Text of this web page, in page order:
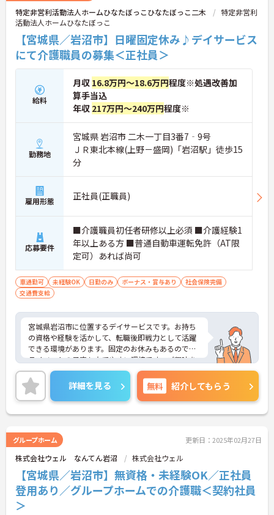
特定非営利活動法人ホームひなたぼっこひなたぼっこ二木
特定非営利
活動法人ホームひなたぼっこ
【宮城県／岩沼市】日曜固定休み♪デイサービス
にて介護職員の募集＜正社員＞
給料
月収 16.8万円～18.6万円程度※処遇改善加
算手当込
年収 217万円～240万円程度※
勤務地
宮城県 岩沼市 二木一丁目3番7‐9号
ＪＲ東北本線(上野－盛岡)「岩沼駅」徒歩15
分
雇用形態 正社員(正職員)
応募要件
■介護職員初任者研修以上必須 ■介護経験1
年以上ある方 ■普通自動車運転免許（AT限
定可）あれば尚可
車通勤可 未経験OK 日勤のみ ボーナス・賞与あり
社会保険完備
交通費支給
宮城県岩沼市に位置するデイサービスです。お持ち
の資格や経験を活かして、転職後即戦力として活躍
できる環境があります。固定のお休みもあるのでプ
ライベートの予定も立てやすい環境です。ご興味を
お持ちの方はお気軽にお問い合わせください。
詳細を見る 無料 紹介してもらう
グループホーム 更新日：2025年02月27日
株式会社ウェル なんてん岩沼 株式会社ウェル
【宮城県／岩沼市】無資格・未経験OK／正社員
登用あり／グループホームでの介護職＜契約社員
＞